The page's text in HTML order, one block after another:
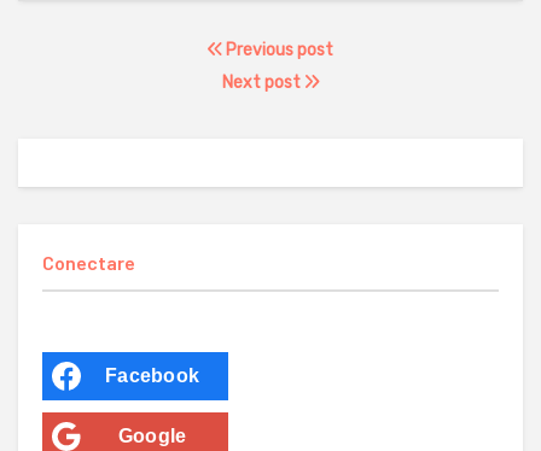
Previous post
Next post
Conectare
Facebook
Google